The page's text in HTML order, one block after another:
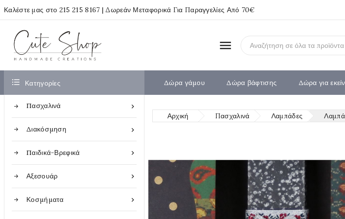
Καλέστε μας στο 215 215 8167 | Δωρεάν Μεταφορικά Για Παραγγελίες Από 70€

 Κατηγορίες

Πασχαλινά

Διακόσμηση

Παιδικά-Βρεφικά

Αξεσουάρ

Κοσμήματα
Δώρα γάμου Δώρα βάφτισης Δώρα για
Αρχική Πασχαλινά Λαμπάδες